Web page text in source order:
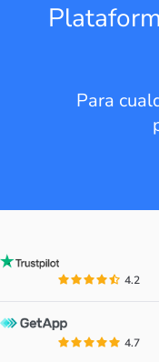
Para
4.2
4.7